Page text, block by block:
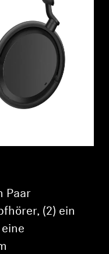
Paar
(2) ein